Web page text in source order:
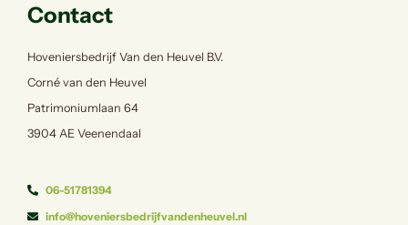
Contact
Hoveniersbedrijf Van den Heuvel B.V.
Corné van den Heuvel
Patrimoniumlaan 64
3904 AE Veenendaal
06-51781394
info@hoveniersbedrijfvandenheuvel.nl